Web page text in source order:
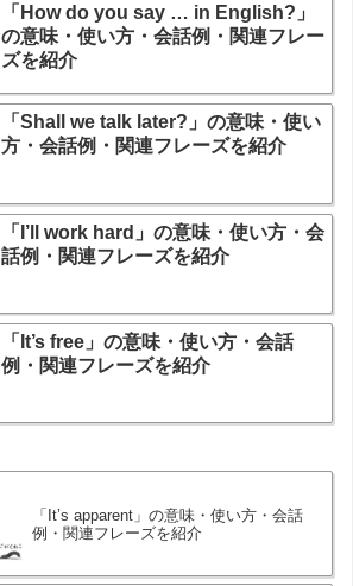
「How do you say … in English?」
の意味・使い方・会話例・関連フレー
ズを紹介
「Shall we talk later?」の意味・使い
方・会話例・関連フレーズを紹介
「I’ll work hard」の意味・使い方・会
話例・関連フレーズを紹介
「It’s free」の意味・使い方・会話
例・関連フレーズを紹介
「It’s apparent」の意味・使い方・会話
例・関連フレーズを紹介